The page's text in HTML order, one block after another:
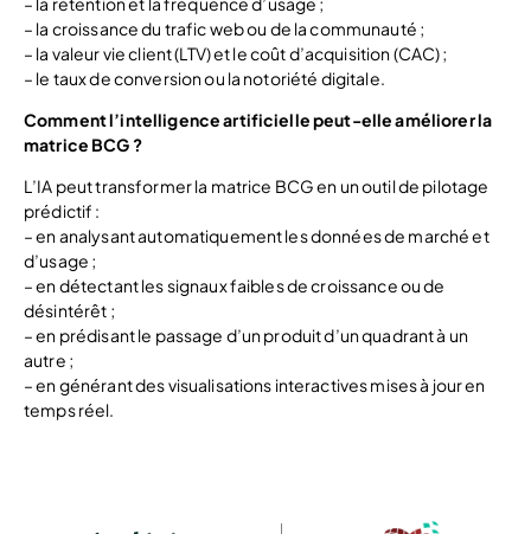
– la croissance du trafic web ou de la communauté ;
– la valeur vie client (LTV) et le coût d’acquisition (CAC) ;
– le taux de conversion ou la notoriété digitale.
Comment l’intelligence artificielle peut-elle améliorer la
matrice BCG ?
L’IA peut transformer la matrice BCG en un outil de pilotage
prédictif :
– en analysant automatiquement les données de marché et
d’usage ;
– en détectant les signaux faibles de croissance ou de
désintérêt ;
– en prédisant le passage d’un produit d’un quadrant à un
autre ;
– en générant des visualisations interactives mises à jour en
temps réel.